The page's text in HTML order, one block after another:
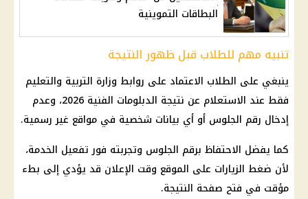
البطاقات التموينية
تنبيه مهم للطلاب قبل ظهور النتيجة
ينبغي على الطلاب الاعتماد على روابط وزارة التربية والتعليم
فقط عند الاستعلام عن نتيجة الدبلومات الفنية 2026، وعدم
إدخال رقم الجلوس أو أي بيانات شخصية في مواقع غير رسمية.
كما يفضل الاحتفاظ برقم الجلوس وتجربته فور تفعيل الخدمة،
لأن ضغط الزيارات على الموقع وقت الإعلان قد يؤدي إلى بطء
مؤقت في فتح صفحة النتيجة.